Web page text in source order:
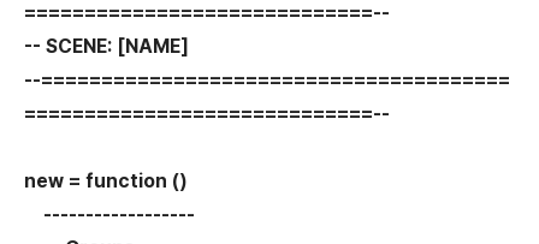
=============================--
-- SCENE: [NAME]
--=======================================
=============================--
new = function ()
------------------